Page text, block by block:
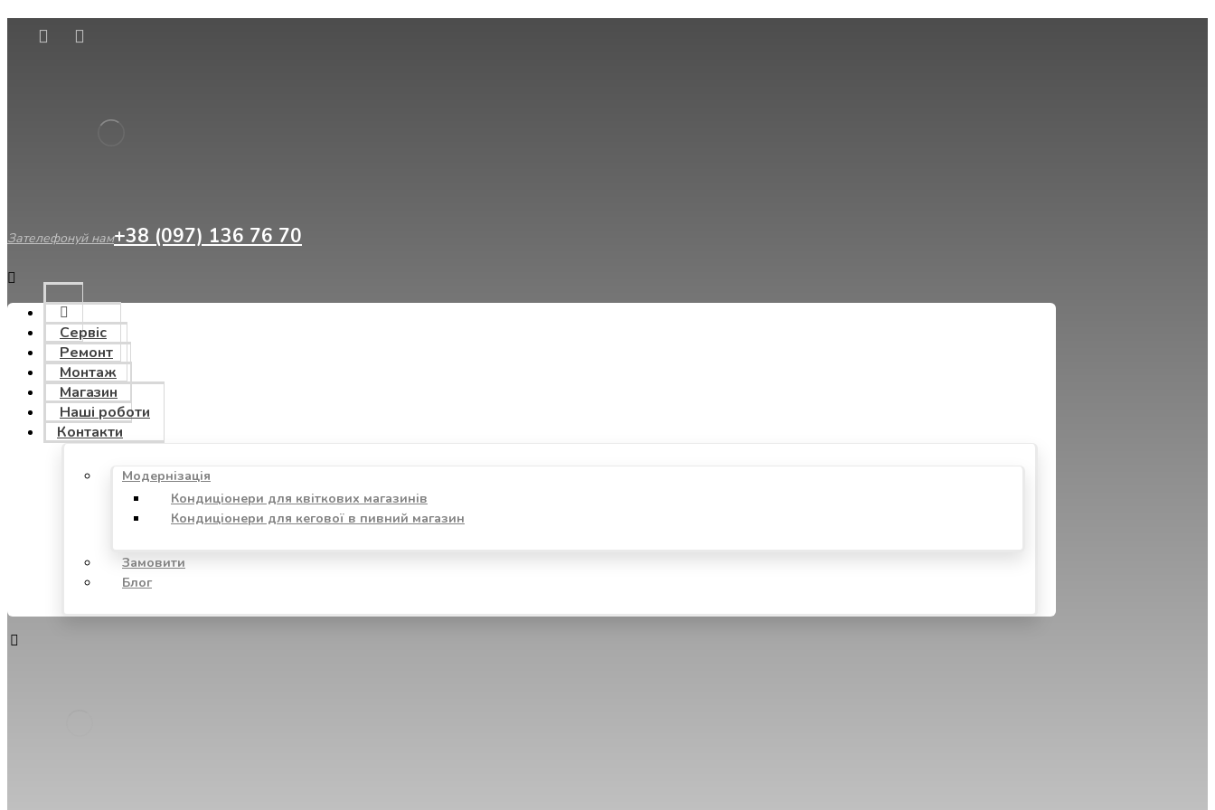
Сервіс
Ремонт
Монтаж
Магазин
Наші роботи
Контакти
Модернізація
Кондиціонери для квіткових магазинів
Кондиціонери для кегової в пивний магазин
Замовити
Блог